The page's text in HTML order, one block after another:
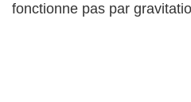
fonctionne pas par